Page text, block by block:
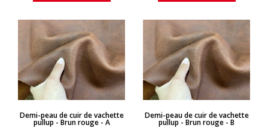
APERÇU RAPIDE
Demi-peau de cuir de vachette
pullup - Brun rouge - A
APERÇU RAPIDE
Demi-peau de cuir de vachette
pullup - Brun rouge - B